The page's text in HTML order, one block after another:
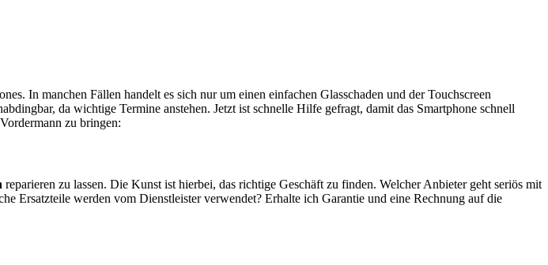
In manchen Fällen handelt es sich nur um einen einfachen Glasschaden und der Touchscreen
da wichtige Termine anstehen. Jetzt ist schnelle Hilfe gefragt, damit das Smartphone schnell
zu bringen:
reparieren zu lassen. Die Kunst ist hierbei, das richtige Geschäft zu finden. Welcher Anbieter geht seriös mit
Ersatzteile werden vom Dienstleister verwendet? Erhalte ich Garantie und eine Rechnung auf die